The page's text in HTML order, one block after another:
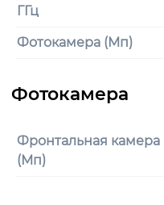
ГГц
Фотокамера (Мп)
Фронтальная камера
(Мп)